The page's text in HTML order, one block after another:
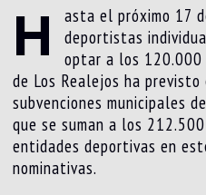
H
asta el próximo 17
deportistas
optar a los 120.000
de Los Realejos ha
subvenciones municipales
que se suman a los
entidades deportivas en
nominativas.